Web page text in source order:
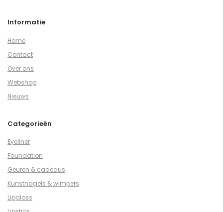
Informatie
Home
Contact
Over ons
Webshop
Nieuws
Categorieën
Eyeliner
Foundation
Geuren & cadeaus
Kunstnagels & wimpers
Lipgloss